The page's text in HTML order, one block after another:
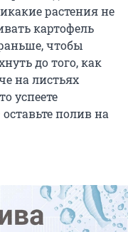
растения не
картофель
чтобы
до того, как
на листьях
успеете
полив на